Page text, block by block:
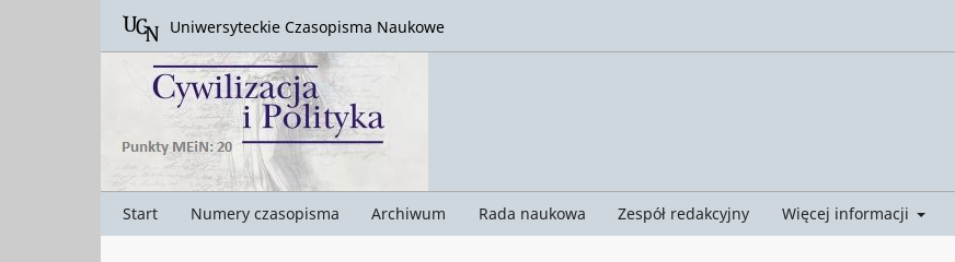
Start Numery czasopisma Archiwum Rada naukowa Zespół redakcyjny Więcej informacji
Uniwersyteckie Czasopisma Naukowe